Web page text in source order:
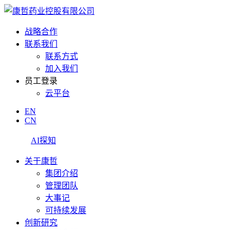
战略合作
联系我们
联系方式
加入我们
员工登录
云平台
EN
CN
AI探知
关于康哲
集团介绍
管理团队
大事记
可持续发展
创新研究